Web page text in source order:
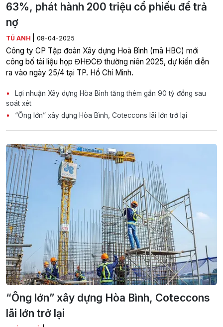
63%, phát hành 200 triệu cổ phiếu để trả
nợ
TÚ ANH 08-04-2025
Công ty CP Tập đoàn Xây dựng Hoà Bình (mã HBC) mới
công bố tài liệu họp ĐHĐCĐ thường niên 2025, dự kiến diễn
ra vào ngày 25/4 tại TP. Hồ Chí Minh.
Lợi nhuận Xây dựng Hòa Bình tăng thêm gần 90 tỷ đồng sau
soát xét
“Ông lớn” xây dựng Hòa Bình, Coteccons lãi lớn trở lại
“Ông lớn” xây dựng Hòa Bình, Coteccons
lãi lớn trở lại